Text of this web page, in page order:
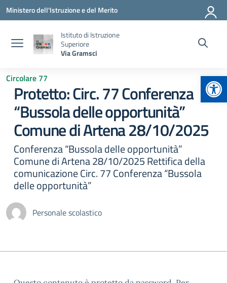
Vai ai contenuti
Vai al menu di navigazione
Vai al footer
Ministero dell'Istruzione e del Merito
Istituto di Istruzione
Superiore
Via Gramsci
Circolare 77
Protetto: Circ. 77 Conferenza
“Bussola delle opportunità”
Comune di Artena 28/10/2025
Conferenza “Bussola delle opportunità”
Comune di Artena 28/10/2025 Rettifica della
comunicazione Circ. 77 Conferenza “Bussola
delle opportunità”
Personale scolastico